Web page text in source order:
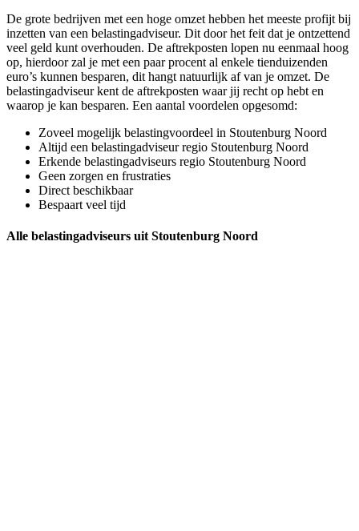
De grote bedrijven met een hoge omzet hebben het meeste profijt bij
inzetten van een belastingadviseur. Dit door het feit dat je ontzettend
veel geld kunt overhouden. De aftrekposten lopen nu eenmaal hoog
op, hierdoor zal je met een paar procent al enkele tienduizenden
euro’s kunnen besparen, dit hangt natuurlijk af van je omzet. De
belastingadviseur kent de aftrekposten waar jij recht op hebt en
waarop je kan besparen. Een aantal voordelen opgesomd:
Zoveel mogelijk belastingvoordeel in Stoutenburg Noord
Altijd een belastingadviseur regio Stoutenburg Noord
Erkende belastingadviseurs regio Stoutenburg Noord
Geen zorgen en frustraties
Direct beschikbaar
Bespaart veel tijd
Alle belastingadviseurs uit Stoutenburg Noord